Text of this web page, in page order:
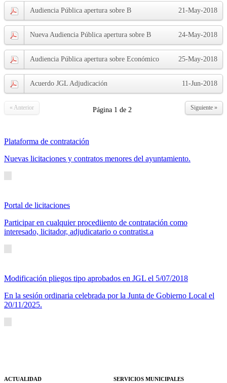
21-May-2018
Audiencia Pública apertura sobre B
24-May-2018
Nueva Audiencia Pública apertura sobre B
25-May-2018
Audiencia Pública apertura sobre Económico
11-Jun-2018
Acuerdo JGL Adjudicación
Siguiente »
Página 1 de 2
« Anterior
Plataforma de contratación
Nuevas licitaciones y contratos menores del ayuntamiento.
Portal de licitaciones
Participar en cualquier procediiento de contratación como
interesado, licitador, adjudicatario o contratist.a
Modificación pliegos tipo aprobados en JGL el 5/07/2018
En la sesión ordinaria celebrada por la Junta de Gobierno Local el
20/11/2025.
ACTUALIDAD SERVICIOS MUNICIPALES